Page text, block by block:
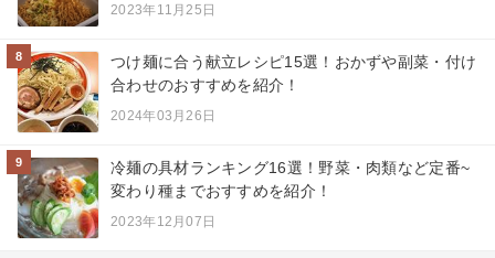
2023年11月25日
8
つけ麺に合う献立レシピ15選！おかずや副菜・付け
合わせのおすすめを紹介！
2024年03月26日
9
冷麺の具材ランキング16選！野菜・肉類など定番~
変わり種までおすすめを紹介！
2023年12月07日